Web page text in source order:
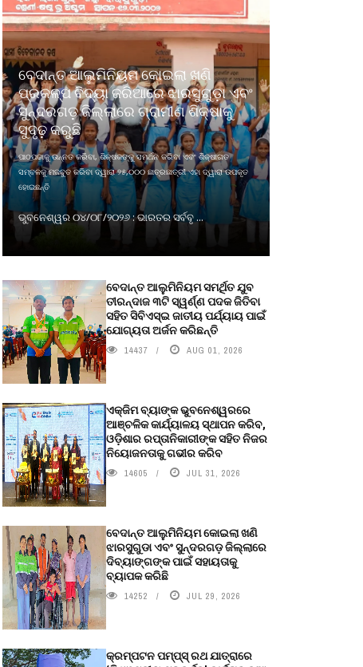
ବେଦାନ୍ତ ଆଲୁମିନିୟମ କୋଇଲା ଖଣି
ପ୍ରକଳ୍ପ ବିଦ୍ୟା ଜରିଆରେ ଝାରସୁଗୁଡ଼ା ଏବଂ
ସୁନ୍ଦରଗଡ଼ ଜିଲ୍ଲାରେ ଗ୍ରାମୀଣ ଶିକ୍ଷାକୁ
ସୁଦୃଢ଼ କରୁଛି
ପାଠପଢାକୁ ଉନ୍ନତ କରିବା, ଶିକ୍ଷକଙ୍କୁ ସମର୍ଥନ କରିବା ଏବଂ ଶିକ୍ଷାଗତ
ସମ୍ବଳକୁ ମଜବୁତ କରିବା ଦ୍ୱାରା ୨୫,୦୦୦ ଛାତ୍ରଛାତ୍ରୀ ଏହା ଦ୍ୱାରା ଉପକୃତ
ହୋଇଛନ୍ତି
ଭୁବନେଶ୍ୱର ୦୪/୦୮/୨୦୨୬ : ଭାରତର ସର୍ବବୃ ...
ବେଦାନ୍ତ ଆଲୁମିନିୟମ ସମର୍ଥିତ ଯୁବ
ତୀରନ୍ଦାଜ ୩ଟି ସ୍ୱର୍ଣ୍ଣ ପଦକ ଜିତିବା
ସହିତ ସିବିଏସ୍ଇ ଜାତୀୟ ପର୍ଯ୍ୟାୟ ପାଇଁ
ଯୋଗ୍ୟତା ଅର୍ଜନ କରିଛନ୍ତି
14437 AUG 01, 2026
ଏକ୍ଜିମ ବ୍ୟାଙ୍କ ଭୁବନେଶ୍ୱରରେ
ଆଞ୍ଚଳିକ କାର୍ଯ୍ୟାଳୟ ସ୍ଥାପନ କରିବ,
ଓଡ଼ିଶାର ରପ୍ତାନିକାରୀଙ୍କ ସହିତ ନିଜର
ନିୟୋଜନତାକୁ ଗଭୀର କରିବ
14605 JUL 31, 2026
ବେଦାନ୍ତ ଆଲୁମିନିୟମ କୋଇଲା ଖଣି
ଝାରସୁଗୁଡା ଏବଂ ସୁନ୍ଦରଗଡ଼ ଜିଲ୍ଲାରେ
ଦିବ୍ୟାଙ୍ଗଙ୍କ ପାଇଁ ସହାୟତାକୁ
ବ୍ୟାପକ କରିଛି
14252 JUL 29, 2026
କ୍ରମ୍ପଟନ ପମ୍ପ୍‌ସ୍‌ ରଥ ଯାତ୍ରାରେ